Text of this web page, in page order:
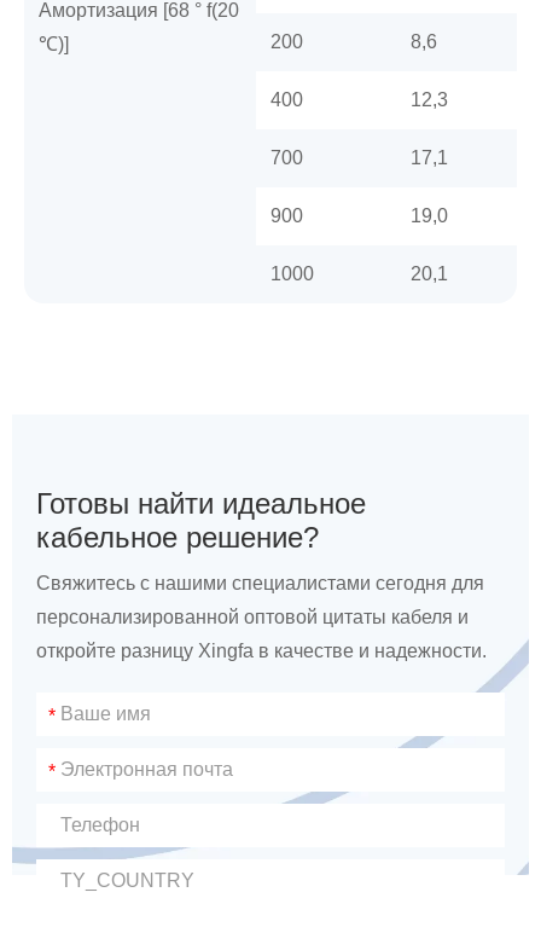
Амортизация [68 ° f(20
℃)]
200 8,6
400 12,3
700 17,1
900 19,0
1000 20,1
Готовы найти идеальное
кабельное решение?
Свяжитесь с нашими специалистами сегодня для
персонализированной оптовой цитаты кабеля и
откройте разницу Xingfa в качестве и надежности.
*
*